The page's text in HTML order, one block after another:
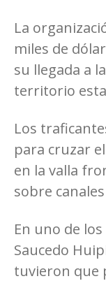
La
miles de
su llegada a
territorio
Los
para cruzar
en la valla
sobre
En uno de
Saucedo
tuvieron que